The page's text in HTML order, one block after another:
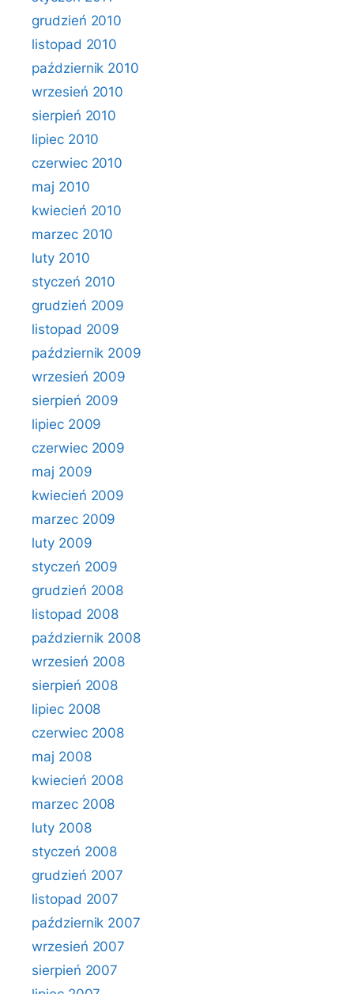
grudzień 2010
listopad 2010
październik 2010
wrzesień 2010
sierpień 2010
lipiec 2010
czerwiec 2010
maj 2010
kwiecień 2010
marzec 2010
luty 2010
styczeń 2010
grudzień 2009
listopad 2009
październik 2009
wrzesień 2009
sierpień 2009
lipiec 2009
czerwiec 2009
maj 2009
kwiecień 2009
marzec 2009
luty 2009
styczeń 2009
grudzień 2008
listopad 2008
październik 2008
wrzesień 2008
sierpień 2008
lipiec 2008
czerwiec 2008
maj 2008
kwiecień 2008
marzec 2008
luty 2008
styczeń 2008
grudzień 2007
listopad 2007
październik 2007
wrzesień 2007
sierpień 2007